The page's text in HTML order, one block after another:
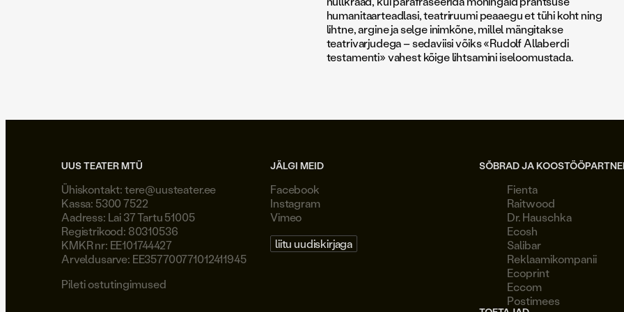
humanitaarteadlasi, teatriruumi peaaegu et tühi koht ning
lihtne, argine ja selge inimkõne, millel mängitakse
teatrivarjudega – sedaviisi võiks «Rudolf Allaberdi
testamenti» vahest kõige lihtsamini iseloomustada.
UUS TEATER MTÜ
Ühiskontakt:tere@uusteater.ee
Kassa: 5300 7522
Aadress: Lai 37 Tartu 51005
Registrikood: 80310536
KMKR nr: EE101744427
Arveldusarve: EE357700771012411945
Pileti ostutingimused
JÄLGI MEID
Facebook
Instagram
Vimeo
liitu uudiskirjaga
SÕBRAD JA
Fienta
Raitwood
Dr. Hauschka
Ecosh
Salibar
Reklaamikompanii
Ecoprint
Eccom
Postimees